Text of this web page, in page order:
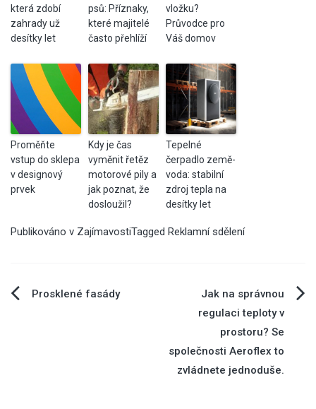
která zdobí
zahrady už
desítky let
psů: Příznaky,
které majitelé
často přehlíží
vložku?
Průvodce pro
Váš domov
Proměňte
vstup do sklepa
v designový
prvek
Kdy je čas
vyměnit řetěz
motorové pily a
jak poznat, že
dosloužil?
Tepelné
čerpadlo země-
voda: stabilní
zdroj tepla na
desítky let
Publikováno v ZajímavostiTagged Reklamní sdělení
Navigace
Prosklené fasády
Jak na správnou
regulaci teploty v
prostoru? Se
společnosti Aeroflex to
zvládnete jednoduše.